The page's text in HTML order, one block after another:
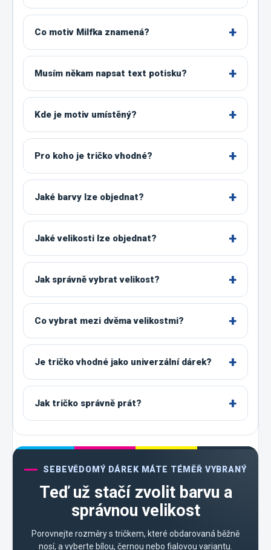
Co motiv Milfka znamená?
Musím někam napsat text potisku?
Kde je motiv umístěný?
Pro koho je tričko vhodné?
Jaké barvy lze objednat?
Jaké velikosti lze objednat?
Jak správně vybrat velikost?
Co vybrat mezi dvěma velikostmi?
Je tričko vhodné jako univerzální dárek?
Jak tričko správně prát?
SEBEVĚDOMÝ DÁREK MÁTE TÉMĚŘ VYBRANÝ
Teď už stačí zvolit barvu a
správnou velikost
Porovnejte rozměry s tričkem, které obdarovaná běžně
nosí, a vyberte bílou, černou nebo fialovou variantu.